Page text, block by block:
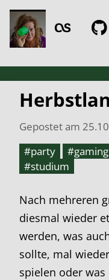
Gepostet am
#party
#gaming
#studium
Nach mehreren
diesmal wieder
werden, was
sollte, mal
spielen oder